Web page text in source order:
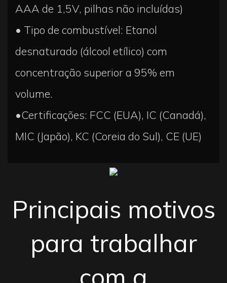
AAA de 1,5V, pilhas não incluídas)
• Tipo de combustível: Etanol
desnaturado (álcool etílico) com
concentração superior a 95% em
volume.
•Certificações: FCC (EUA), IC (Canadá),
MIC (Japão), KC (Coreia do Sul), CE (UE)
Principais motivos
para trabalhar
com a